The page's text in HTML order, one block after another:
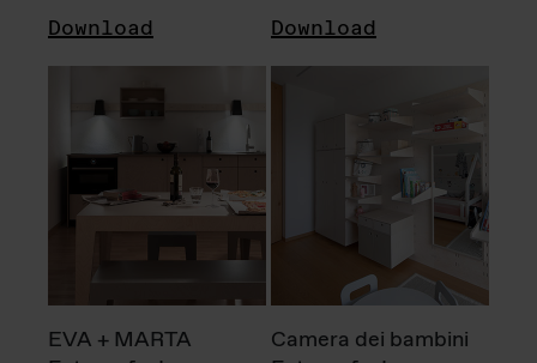
Download Download
EVA + MARTA
Camera dei bambini